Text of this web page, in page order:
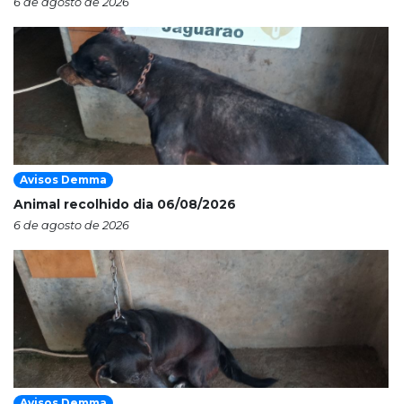
Avisos Demma
Animal recolhido dia 06/08/2026
6 de agosto de 2026